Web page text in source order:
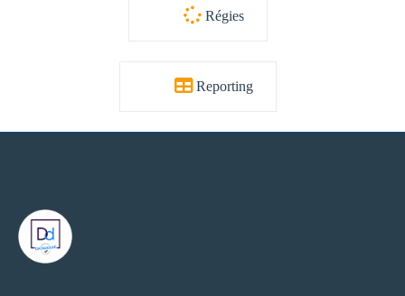
Régies
Reporting